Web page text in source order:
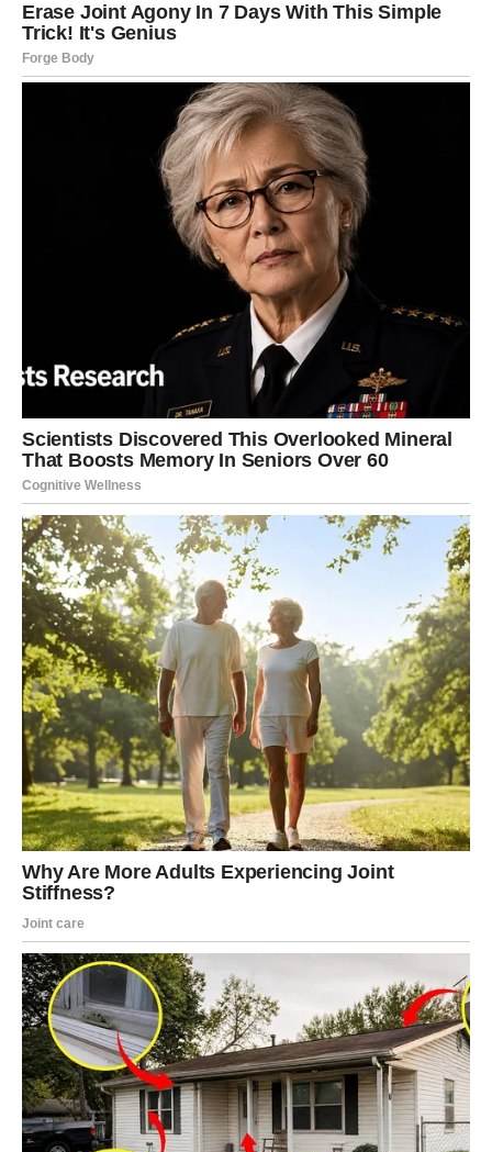
1. Suzdržite se od korištenja ljuski krumpira koji pokazuju
zelene površine ili klijanje.
Prisutnost klica ili zelenih površina na krumpiru ukazuje na
postojanje solanina, prirodnog toksičnog spoja. Solanin
predstavlja rizik za biljke i mikroorganizme u tlu. Stoga je
neophodno koristiti samo svježe i zdrave kore bez zelenih
2. Prije nego što ga dodate u kompost ili zemlju, provjerite je li
kora usitnjena.
Veći dijelovi kore se sporije razgrađuju, potencijalno privlačeći
nepoželjne štetočine poput glodavaca ili insekata. Nasuprot
tome, sitno narezana ili isjeckana kora se brže razgrađuje i
daje ravnomjerniju hranu tlu.